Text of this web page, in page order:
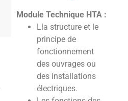
Module Technique HTA :
Lla structure et le
principe de
fonctionnement
des ouvrages ou
des installations
électriques.